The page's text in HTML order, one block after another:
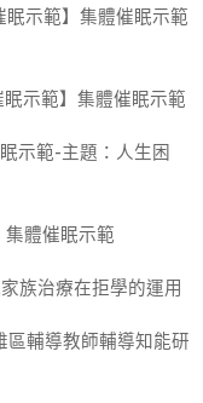
示範】集體催眠示範
示範】集體催眠示範
示範-主題：人生困
體催眠示範
族治療在拒學的運用
區輔導教師輔導知能研